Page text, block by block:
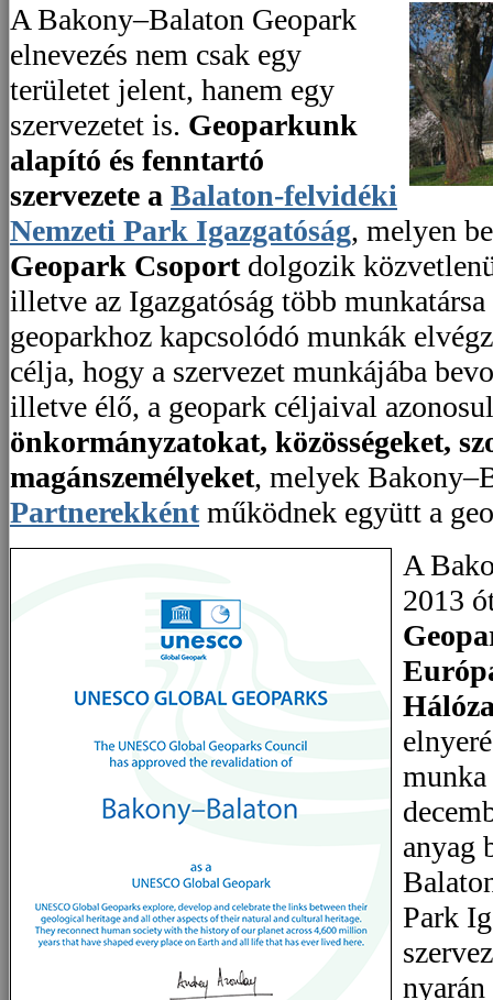
A Bakony–Balaton Geopark
elnevezés nem csak egy
területet jelent, hanem egy
szervezetet is. Geoparkunk
alapító és fenntartó
szervezete a Balaton-felvidéki
Nemzeti Park Igazgatóság, melyen
Geopark Csoportdolgozik
illetve az Igazgatóság több munkatársa
geoparkhoz kapcsolódó munkák
célja, hogy a szervezet munkájába
illetve élő, a geopark céljaival
önkormányzatokat, közösségeket,
magánszemélyeket, melyek
Partnerekkéntműködnek együtt a
A
2013
anyag
Park